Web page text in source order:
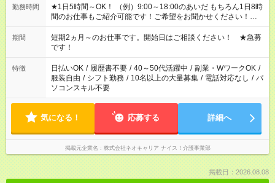
勤務時間
★1日5時間～OK！ （例）9:00～18:00のあいだ もちろん1日8時
間のお仕事もご紹介可能です！ご希望をお聞かせください！★家
庭の都合でお休みが必要な場合も遠慮なくご相談ください。 ※
週最低15時間以上の勤務が必要です
期間
短期2ヵ月～のお仕事です。開始日はご相談ください！ ★急募
です！
特徴 日払いOK / 履歴書不要 / 40～50代活躍中 / 副業・WワークOK /
服装自由 / シフト勤務 / 10名以上の大量募集 / 電話対応なし / パ
ソコンスキル不要
気になる！ 応募する 詳細へ
掲載元企業名 株式会社ネオキャリア ナイス！介護事業部
掲載日：2026.08.08